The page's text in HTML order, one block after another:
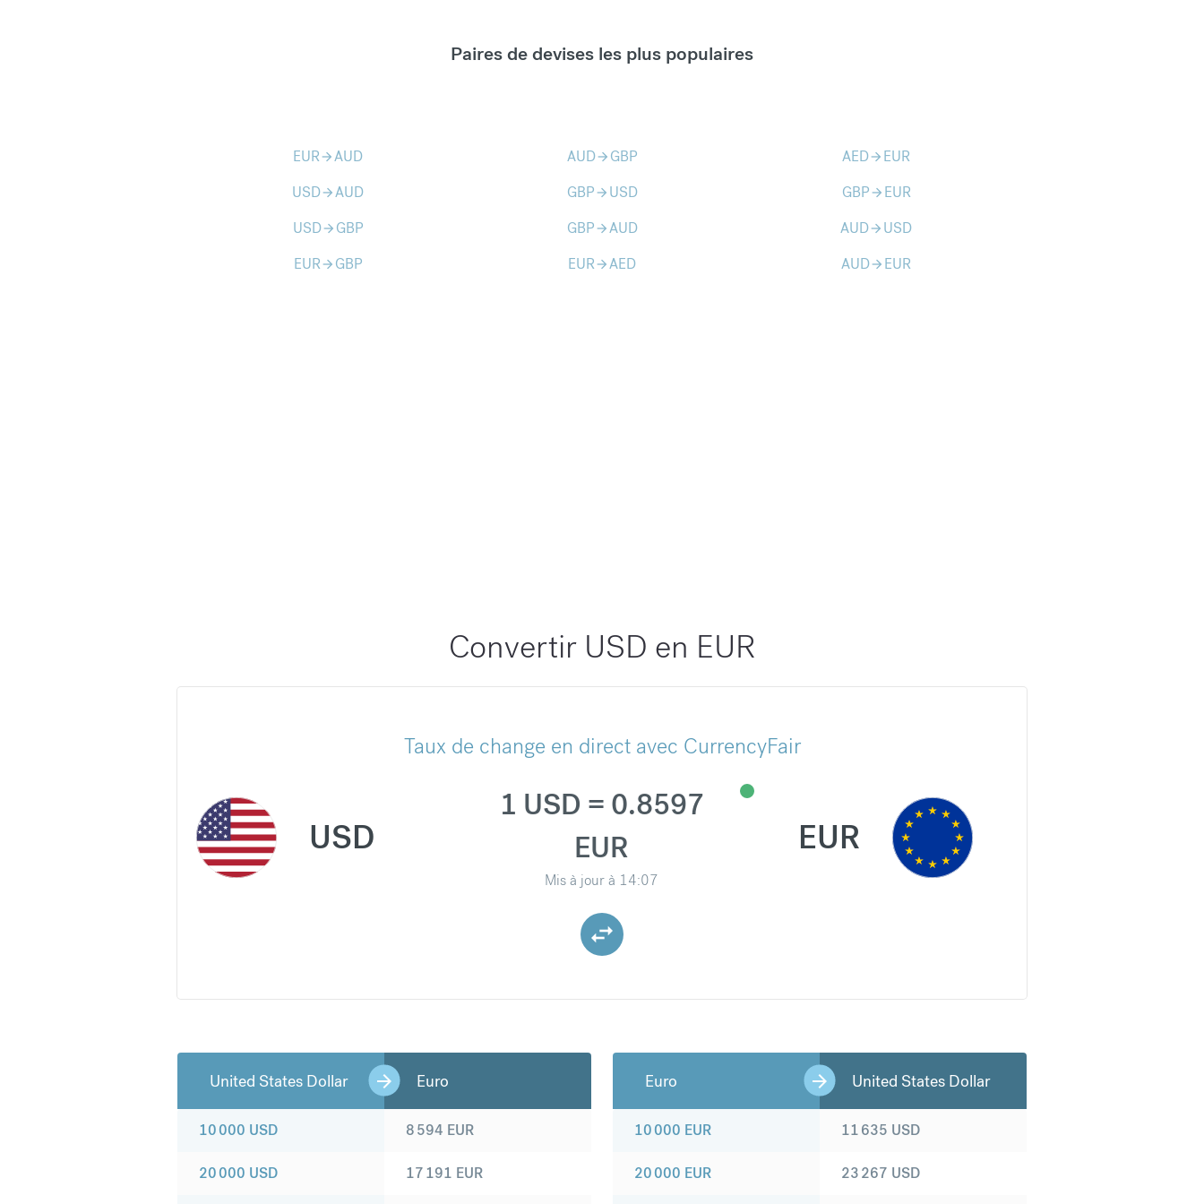
Paires de devises les plus populaires
EURarrow_forwardAUD AUDarrow_forward GBP AEDarrow_forward EUR
USDarrow_forwardAUD GBParrow_forward USD GBParrow_forward EUR
USDarrow_forward GBP GBParrow_forwardAUD AUDarrow_forward USD
EURarrow_forward GBP EURarrow_forwardAED AUDarrow_forward EUR
Convertir USD en EUR
Taux de change en direct avec CurrencyFair
USD
1 USD = 0.8597
EUR
Mis à jour à 14:07
EUR
United States Dollar Euro
10 000 USD
20 000 USD
8 594 EUR
17 191 EUR
Euro United States Dollar
10 000 EUR
20 000 EUR
11 635 USD
23 267 USD